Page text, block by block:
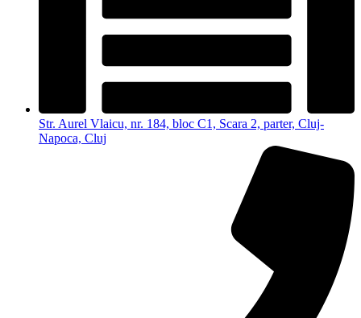
Str. Aurel Vlaicu, nr. 184, bloc C1, Scara 2, parter, Cluj-
Napoca, Cluj